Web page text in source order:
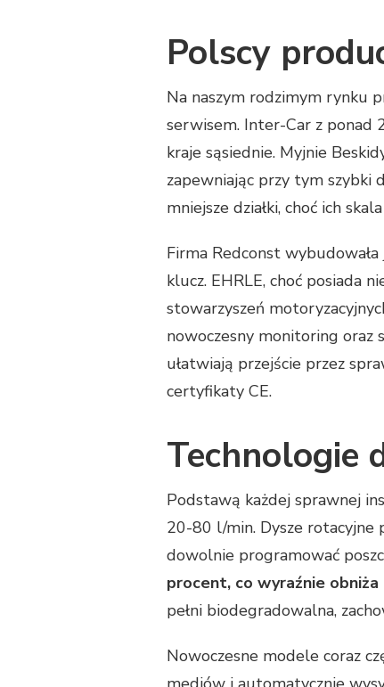
Polscy
Na naszym rodzimym rynku
serwisem. Inter-Car z ponad
kraje sąsiednie. Myjnie
zapewniając przy tym szybki
mniejsze działki, choć ich
Firma Redconst
klucz. EHRLE, choć posiada
stowarzyszeń
nowoczesny monitoring oraz
ułatwiają przejście przez
certyfikaty CE.
Technologie
Podstawą każdej sprawnej
20-80 l/min. Dysze rotacyjne
dowolnie programować
procent, co wyraźnie
pełni biodegradowalna,
Nowoczesne modele coraz